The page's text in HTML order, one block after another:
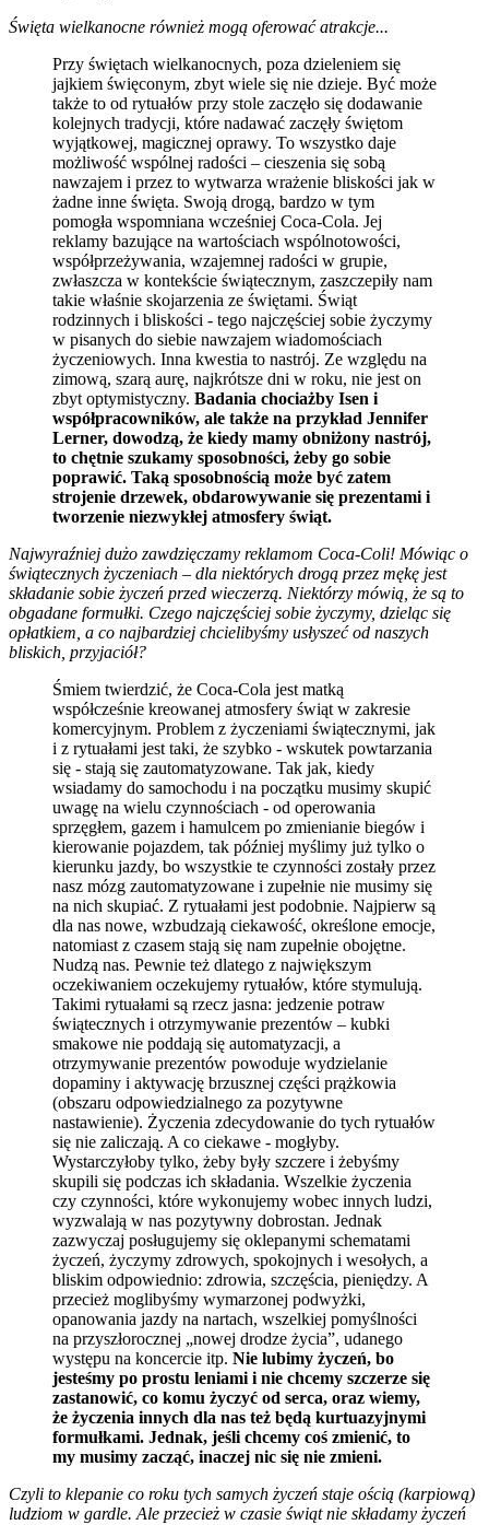
Święta wielkanocne również mogą oferować atrakcje...
Przy świętach wielkanocnych, poza dzieleniem się
jajkiem święconym, zbyt wiele się nie dzieje. Być może
także to od rytuałów przy stole zaczęło się dodawanie
kolejnych tradycji, które nadawać zaczęły świętom
wyjątkowej, magicznej oprawy. To wszystko daje
możliwość wspólnej radości – cieszenia się sobą
nawzajem i przez to wytwarza wrażenie bliskości jak w
żadne inne święta. Swoją drogą, bardzo w tym
pomogła wspomniana wcześniej Coca-Cola. Jej
reklamy bazujące na wartościach wspólnotowości,
współprzeżywania, wzajemnej radości w grupie,
zwłaszcza w kontekście świątecznym, zaszczepiły nam
takie właśnie skojarzenia ze świętami. Świąt
rodzinnych i bliskości - tego najczęściej sobie życzymy
w pisanych do siebie nawzajem wiadomościach
życzeniowych. Inna kwestia to nastrój. Ze względu na
zimową, szarą aurę, najkrótsze dni w roku, nie jest on
zbyt optymistyczny. Badania chociażby Isen i
współpracowników, ale także na przykład Jennifer
Lerner, dowodzą, że kiedy mamy obniżony nastrój,
to chętnie szukamy sposobności, żeby go sobie
poprawić. Taką sposobnością może być zatem
strojenie drzewek, obdarowywanie się prezentami i
tworzenie niezwykłej atmosfery świąt.
Najwyraźniej dużo zawdzięczamy reklamom Coca-Coli! Mówiąc o
świątecznych życzeniach – dla niektórych drogą przez mękę jest
składanie sobie życzeń przed wieczerzą. Niektórzy mówią, że są to
obgadane formułki. Czego najczęściej sobie życzymy, dzieląc się
opłatkiem, a co najbardziej chcielibyśmy usłyszeć od naszych
bliskich, przyjaciół?
Śmiem twierdzić, że Coca-Cola jest matką
współcześnie kreowanej atmosfery świąt w zakresie
komercyjnym. Problem z życzeniami świątecznymi, jak
i z rytuałami jest taki, że szybko - wskutek powtarzania
się - stają się zautomatyzowane. Tak jak, kiedy
wsiadamy do samochodu i na początku musimy skupić
uwagę na wielu czynnościach - od operowania
sprzęgłem, gazem i hamulcem po zmienianie biegów i
kierowanie pojazdem, tak później myślimy już tylko o
kierunku jazdy, bo wszystkie te czynności zostały przez
nasz mózg zautomatyzowane i zupełnie nie musimy się
na nich skupiać. Z rytuałami jest podobnie. Najpierw są
dla nas nowe, wzbudzają ciekawość, określone emocje,
natomiast z czasem stają się nam zupełnie obojętne.
Nudzą nas. Pewnie też dlatego z największym
oczekiwaniem oczekujemy rytuałów, które stymulują.
Takimi rytuałami są rzecz jasna: jedzenie potraw
świątecznych i otrzymywanie prezentów – kubki
smakowe nie poddają się automatyzacji, a
otrzymywanie prezentów powoduje wydzielanie
dopaminy i aktywację brzusznej części prążkowia
(obszaru odpowiedzialnego za pozytywne
nastawienie). Życzenia zdecydowanie do tych rytuałów
się nie zaliczają. A co ciekawe - mogłyby.
Wystarczyłoby tylko, żeby były szczere i żebyśmy
skupili się podczas ich składania. Wszelkie życzenia
czy czynności, które wykonujemy wobec innych ludzi,
wyzwalają w nas pozytywny dobrostan. Jednak
zazwyczaj posługujemy się oklepanymi schematami
życzeń, życzymy zdrowych, spokojnych i wesołych, a
bliskim odpowiednio: zdrowia, szczęścia, pieniędzy. A
przecież moglibyśmy wymarzonej podwyżki,
opanowania jazdy na nartach, wszelkiej pomyślności
na przyszłorocznej „nowej drodze życia”, udanego
występu na koncercie itp. Nie lubimy życzeń, bo
jesteśmy po prostu leniami i nie chcemy szczerze się
zastanowić, co komu życzyć od serca, oraz wiemy,
że życzenia innych dla nas też będą kurtuazyjnymi
formułkami. Jednak, jeśli chcemy coś zmienić, to
my musimy zacząć, inaczej nic się nie zmieni.
Czyli to klepanie co roku tych samych życzeń staje ością (karpiową)
ludziom w gardle. Ale przecież w czasie świąt nie składamy życzeń